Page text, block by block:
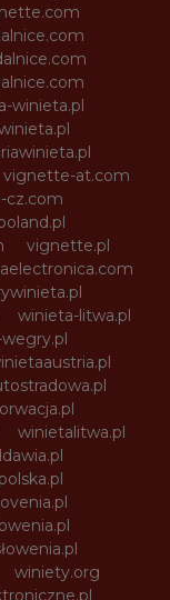
winieta.pl
vignette-at.com
cz.com
vignette.pl
winieta-litwa.pl
winietalitwa.pl
winiety.org